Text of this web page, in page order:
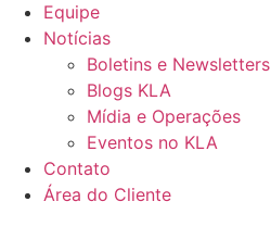
Equipe
Notícias
Boletins e Newsletters
Blogs KLA
Mídia e Operações
Eventos no KLA
Contato
Área do Cliente